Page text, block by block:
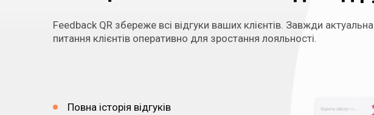
Feedback QR збереже всі відгуки ваших клієнтів. Завжди
питання клієнтів оперативно для зростання лояльності.
Повна історія відгуків